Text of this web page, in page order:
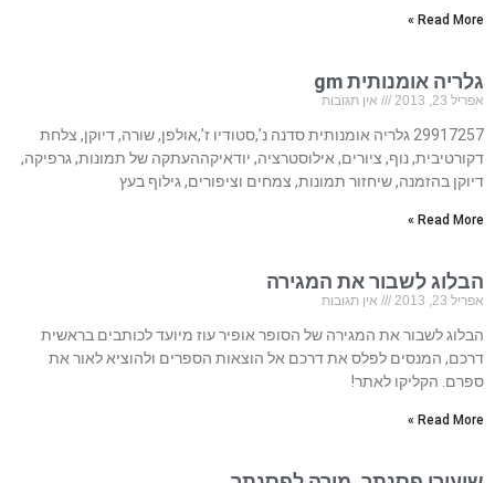
Read More »
גלריה אומנותית gm
אפריל 23, 2013 אין תגובות
29917257 גלריה אומנותית סדנה נ’,סטודיו ז’,אולפן, שורה, דיוקן, צלחת
דקורטיבית, נוף, ציורים, אילוסטרציה, יודאיקההעתקה של תמונות, גרפיקה,
דיוקן בהזמנה, שיחזור תמונות, צמחים וציפורים, גילוף בעץ
Read More »
הבלוג לשבור את המגירה
אפריל 23, 2013 אין תגובות
הבלוג לשבור את המגירה של הסופר אופיר עוז מיועד לכותבים בראשית
דרכם, המנסים לפלס את דרכם אל הוצאות הספרים ולהוציא לאור את
ספרם. הקליקו לאתר!
Read More »